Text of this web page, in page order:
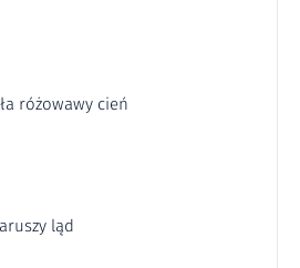
różowawy cień
ląd